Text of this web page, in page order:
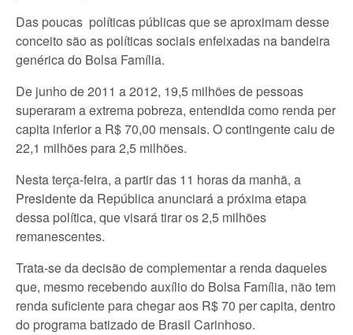
Das poucas políticas públicas que se aproximam desse
conceito são as políticas sociais enfeixadas na bandeira
genérica do Bolsa Família.
De junho de 2011 a 2012, 19,5 milhões de pessoas
superaram a extrema pobreza, entendida como renda per
capita inferior a R$ 70,00 mensais. O contingente caiu de
22,1 milhões para 2,5 milhões.
Nesta terça-feira, a partir das 11 horas da manhã, a
Presidente da República anunciará a próxima etapa
dessa política, que visará tirar os 2,5 milhões
remanescentes.
Trata-se da decisão de complementar a renda daqueles
que, mesmo recebendo auxílio do Bolsa Família, não tem
renda suficiente para chegar aos R$ 70 per capita, dentro
do programa batizado de Brasil Carinhoso.